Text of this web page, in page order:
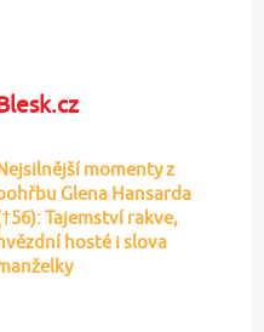
momenty z
Glena Hansarda
Tajemství rakve,
hvězdní hosté i slova